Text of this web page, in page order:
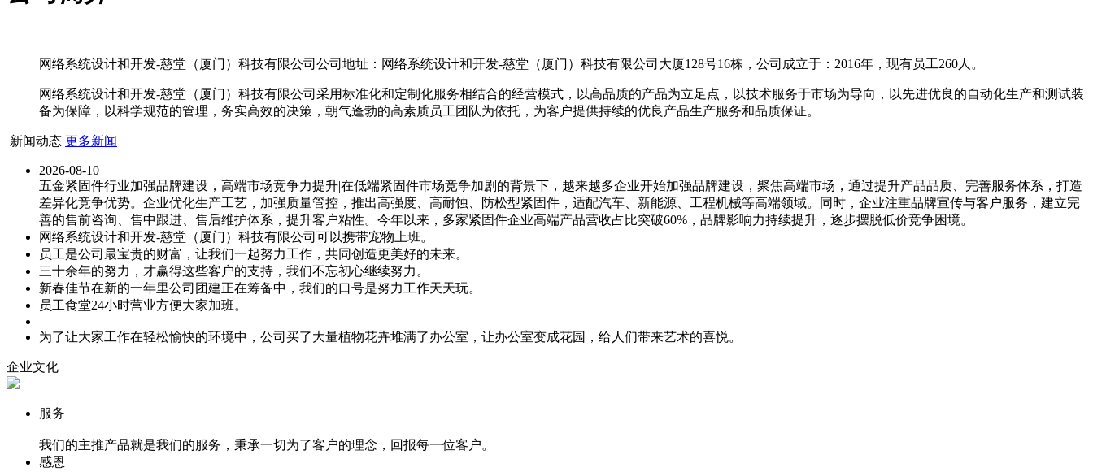
网络系统设计和开发-慈堂（厦门）科技有限公司公司地址：网络系统设计和开发-慈堂（厦门）科技有限公司大厦128号16栋，公司成立于：2016年，现有员工260人。
网络系统设计和开发-慈堂（厦门）科技有限公司采用标准化和定制化服务相结合的经营模式，以高品质的产品为立足点，以技术服务于市场为导向，以先进优良的自动化生产和测试装
备为保障，以科学规范的管理，务实高效的决策，朝气蓬勃的高素质员工团队为依托，为客户提供持续的优良产品生产服务和品质保证。
新闻动态 更多新闻
2026-08-10
五金紧固件行业加强品牌建设，高端市场竞争力提升|在低端紧固件市场竞争加剧的背景下，越来越多企业开始加强品牌建设，聚焦高端市场，通过提升产品品质、完善服务体系，打造
差异化竞争优势。企业优化生产工艺，加强质量管控，推出高强度、高耐蚀、防松型紧固件，适配汽车、新能源、工程机械等高端领域。同时，企业注重品牌宣传与客户服务，建立完
善的售前咨询、售中跟进、售后维护体系，提升客户粘性。今年以来，多家紧固件企业高端产品营收占比突破60%，品牌影响力持续提升，逐步摆脱低价竞争困境。
网络系统设计和开发-慈堂（厦门）科技有限公司可以携带宠物上班。
员工是公司最宝贵的财富，让我们一起努力工作，共同创造更美好的未来。
三十余年的努力，才赢得这些客户的支持，我们不忘初心继续努力。
新春佳节在新的一年里公司团建正在筹备中，我们的口号是努力工作天天玩。
员工食堂24小时营业方便大家加班。
为了让大家工作在轻松愉快的环境中，公司买了大量植物花卉堆满了办公室，让办公室变成花园，给人们带来艺术的喜悦。
企业文化
服务
我们的主推产品就是我们的服务，秉承一切为了客户的理念，回报每一位客户。
感恩